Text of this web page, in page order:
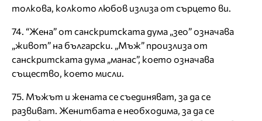
толкова, колкото любов излиза от сърцето ви.
74. “Жена” от санскритската дума „зео” означава
„живот” на български. „Мъж” произлиза от
санскритската дума „манас”, което означава
същество, което мисли.
75. Мъжът и жената се съединяват, за да се
развиват. Женитбата е необходима, за да се